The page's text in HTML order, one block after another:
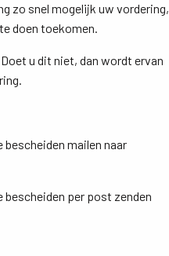
zo snel mogelijk uw vordering,
doen toekomen.
u dit niet, dan wordt ervan
mailen naar
per post zenden